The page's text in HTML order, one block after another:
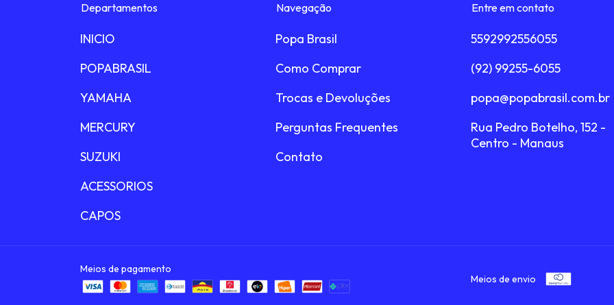
Departamentos
INICIO
POPABRASIL
YAMAHA
MERCURY
SUZUKI
ACESSORIOS
CAPOS
Navegação
Popa Brasil
Como Comprar
Trocas e Devoluções
Perguntas Frequentes
Contato
Entre em contato
5592992556055
(92) 99255-6055
popa@popabrasil.com.br
Rua Pedro Botelho, 152 -
Centro - Manaus
Meios de pagamento
Meios de envio